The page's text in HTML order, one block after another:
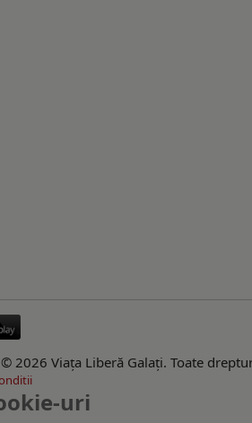
2026 Viaţa Liberă Galaţi. Toate
uri